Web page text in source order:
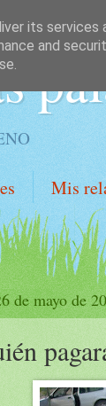
Mis
de mayo de
its services
and